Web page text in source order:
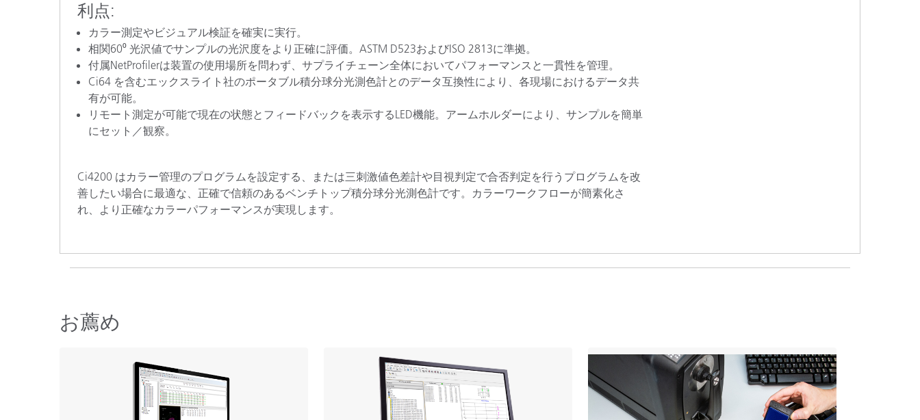
利点:
カラー測定やビジュアル検証を確実に実行。
相関60⁰ 光沢値でサンプルの光沢度をより正確に評価。ASTM D523およびISO 2813に準拠。
付属NetProfilerは装置の使用場所を問わず、サプライチェーン全体においてパフォーマンスと一貫性を管理。
Ci64 を含むエックスライト社のポータブル積分球分光測色計とのデータ互換性により、各現場におけるデータ共
有が可能。
リモート測定が可能で現在の状態とフィードバックを表示するLED機能。アームホルダーにより、サンプルを簡単
にセット／観察。
Ci4200 はカラー管理のプログラムを設定する、または三刺激値色差計や目視判定で合否判定を行うプログラムを改
善したい場合に最適な、正確で信頼のあるベンチトップ積分球分光測色計です。カラーワークフローが簡素化さ
れ、より正確なカラーパフォーマンスが実現します。
お薦め